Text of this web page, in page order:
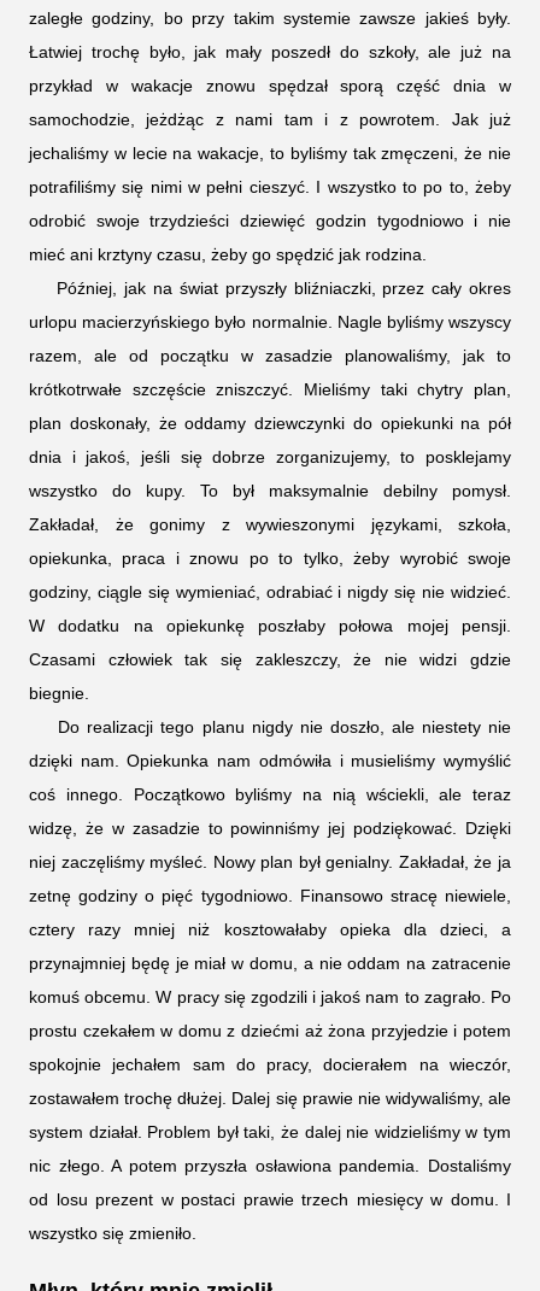
zaległe godziny, bo przy takim systemie zawsze jakieś były.
Łatwiej trochę było, jak mały poszedł do szkoły, ale już na
przykład w wakacje znowu spędzał sporą część dnia w
samochodzie, jeżdżąc z nami tam i z powrotem. Jak już
jechaliśmy w lecie na wakacje, to byliśmy tak zmęczeni, że nie
potrafiliśmy się nimi w pełni cieszyć. I wszystko to po to, żeby
odrobić swoje trzydzieści dziewięć godzin tygodniowo i nie
mieć ani krztyny czasu, żeby go spędzić jak rodzina.
Później, jak na świat przyszły bliźniaczki, przez cały okres
urlopu macierzyńskiego było normalnie. Nagle byliśmy wszyscy
razem, ale od początku w zasadzie planowaliśmy, jak to
krótkotrwałe szczęście zniszczyć. Mieliśmy taki chytry plan,
plan doskonały, że oddamy dziewczynki do opiekunki na pół
dnia i jakoś, jeśli się dobrze zorganizujemy, to posklejamy
wszystko do kupy. To był maksymalnie debilny pomysł.
Zakładał, że gonimy z wywieszonymi językami, szkoła,
opiekunka, praca i znowu po to tylko, żeby wyrobić swoje
godziny, ciągle się wymieniać, odrabiać i nigdy się nie widzieć.
W dodatku na opiekunkę poszłaby połowa mojej pensji.
Czasami człowiek tak się zakleszczy, że nie widzi gdzie
biegnie.
Do realizacji tego planu nigdy nie doszło, ale niestety nie
dzięki nam. Opiekunka nam odmówiła i musieliśmy wymyślić
coś innego. Początkowo byliśmy na nią wściekli, ale teraz
widzę, że w zasadzie to powinniśmy jej podziękować. Dzięki
niej zaczęliśmy myśleć. Nowy plan był genialny. Zakładał, że ja
zetnę godziny o pięć tygodniowo. Finansowo stracę niewiele,
cztery razy mniej niż kosztowałaby opieka dla dzieci, a
przynajmniej będę je miał w domu, a nie oddam na zatracenie
komuś obcemu. W pracy się zgodzili i jakoś nam to zagrało. Po
prostu czekałem w domu z dziećmi aż żona przyjedzie i potem
spokojnie jechałem sam do pracy, docierałem na wieczór,
zostawałem trochę dłużej. Dalej się prawie nie widywaliśmy, ale
system działał. Problem był taki, że dalej nie widzieliśmy w tym
nic złego. A potem przyszła osławiona pandemia. Dostaliśmy
od losu prezent w postaci prawie trzech miesięcy w domu. I
wszystko się zmieniło.